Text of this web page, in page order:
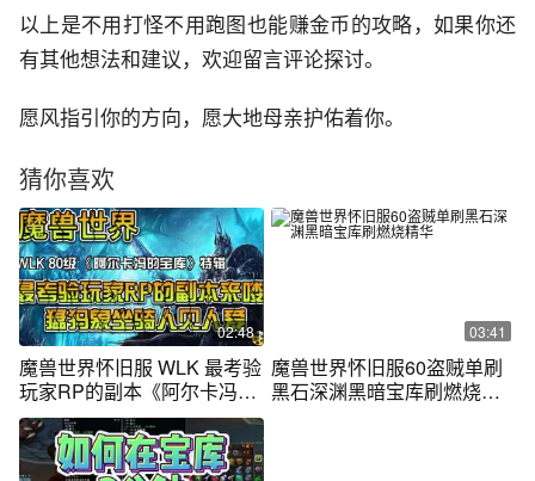
以上是不用打怪不用跑图也能赚金币的攻略，如果你还
有其他想法和建议，欢迎留言评论探讨。
愿风指引你的方向，愿大地母亲护佑着你。
猜你喜欢
02:48
魔兽世界怀旧服 WLK 最考验
玩家RP的副本《阿尔卡冯的
宝库》特辑
03:41
魔兽世界怀旧服60盗贼单刷
黑石深渊黑暗宝库刷燃烧精